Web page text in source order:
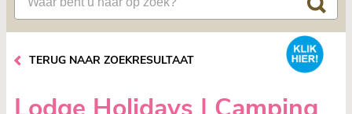
TERUG NAAR ZOEKRESULTAAT